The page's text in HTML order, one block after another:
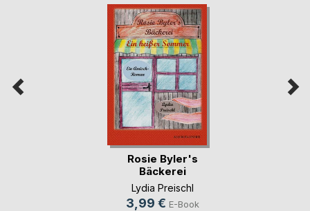
Rosie Byler's
Bäckerei
Lydia Preischl
3,99 € E-Book